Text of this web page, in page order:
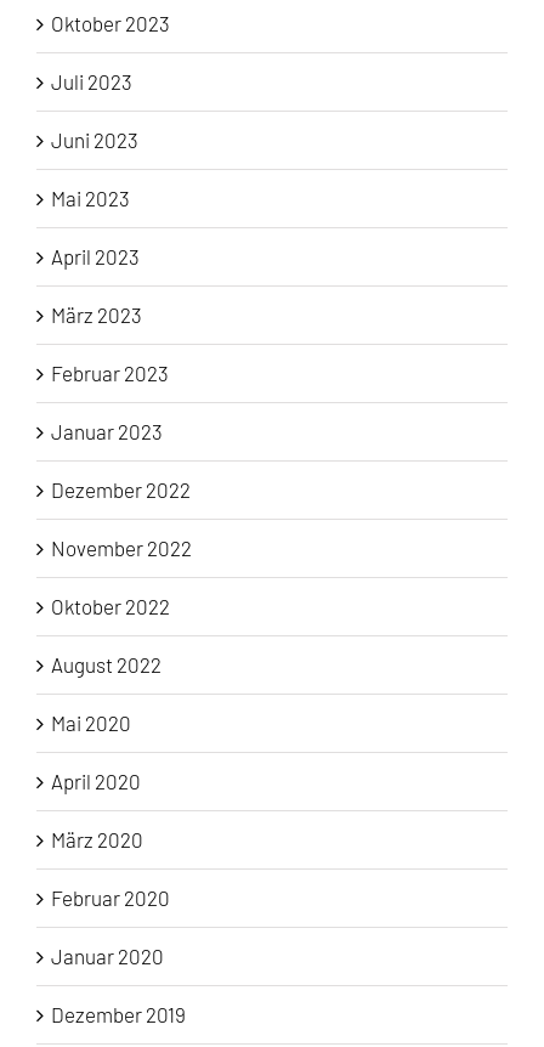
Oktober 2023
Juli 2023
Juni 2023
Mai 2023
April 2023
März 2023
Februar 2023
Januar 2023
Dezember 2022
November 2022
Oktober 2022
August 2022
Mai 2020
April 2020
März 2020
Februar 2020
Januar 2020
Dezember 2019